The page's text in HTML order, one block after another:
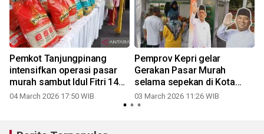
Pemkot Tanjungpinang
intensifkan operasi pasar
murah sambut Idul Fitri 1447
H
04 March 2026 17:50 WIB
Pemprov Kepri gelar
Gerakan Pasar Murah
selama sepekan di Kota
Tanjungpinang
03 March 2026 11:26 WIB